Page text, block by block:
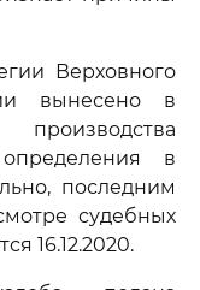
Верховного
вынесено в
в
последним
судебных
16.12.2020.